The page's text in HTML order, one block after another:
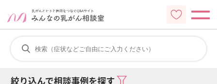
絞り込んで相談事例を探す